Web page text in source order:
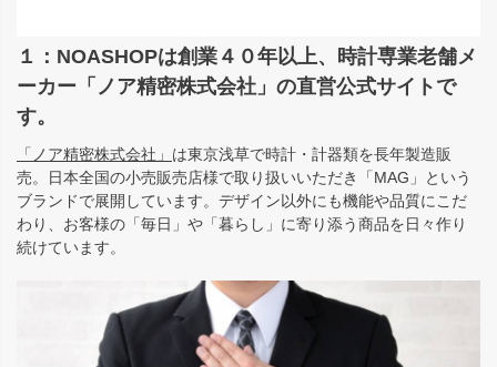
１：NOASHOPは創業４０年以上、時計専業老舗メ
ーカー「ノア精密株式会社」の直営公式サイトで
す。
「ノア精密株式会社」 は東京浅草で時計・計器類を長年製造販
売。日本全国の小売販売店様で取り扱いいただき「MAG」という
ブランドで展開しています。デザイン以外にも機能や品質にこだ
わり、お客様の「毎日」や「暮らし」に寄り添う商品を日々作り
続けています。